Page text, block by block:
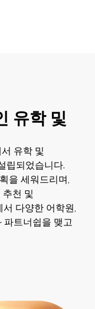
유학 및
유학 및
립되었습니다.
을 세워드리며,
천 및
다양한 어학원,
파트너쉽을 맺고